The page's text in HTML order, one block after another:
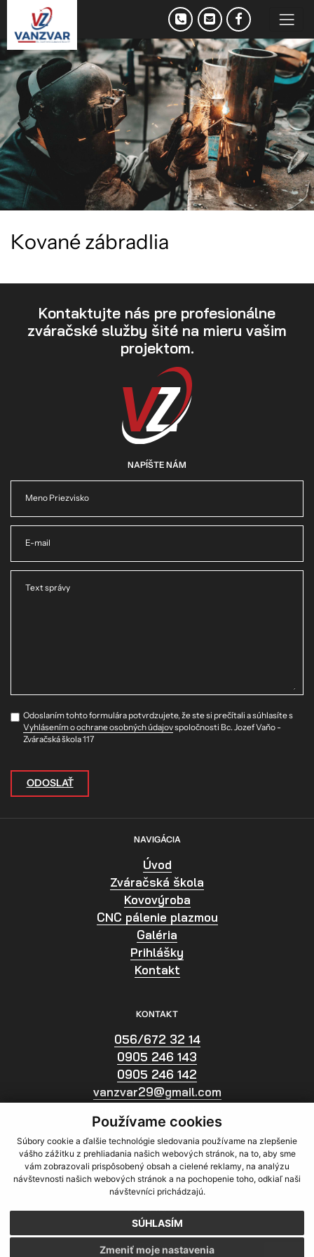
Používame cookies
Súbory cookie a ďalšie technológie sledovania používame na zlepšenie
vášho zážitku z prehliadania našich webových stránok, na to, aby sme
vám zobrazovali prispôsobený obsah a cielené reklamy, na analýzu
návštevnosti našich webových stránok a na pochopenie toho, odkiaľ naši
návštevníci prichádzajú.
SÚHLASÍM
Zmeniť moje nastavenia
Kovanézábradlia
Kontaktujte nás pre profesionálne
zváračské služby šité na mieru vašim
projektom.
NAPÍŠTE NÁM
Meno Priezvisko
E-mail
Text správy
Odoslaním tohto formulára potvrdzujete, že ste si prečítali a súhlasíte s
Vyhlásením o ochrane osobných údajovspoločnosti Bc. Jozef Vaňo -
Zváračská škola 117
ODOSLAŤ
NAVIGÁCIA
Úvod
Zváračská škola
Kovovýroba
CNC pálenie plazmou
Galéria
Prihlášky
Kontakt
KONTAKT
056/672 32 14
0905 246 143
0905 246 142
vanzvar29@gmail.com
Facebook
ADRESA
Bc. Jozef Vaňo - Zváračská škola 117
Čsl. Armády 1117
075 01 Trebišov
GDPR | Cookies